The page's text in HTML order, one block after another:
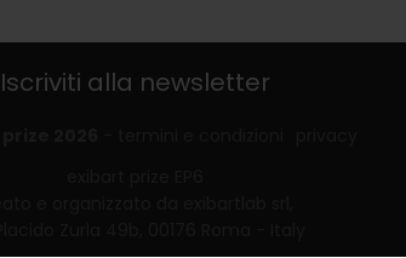
Iscriviti alla newsletter